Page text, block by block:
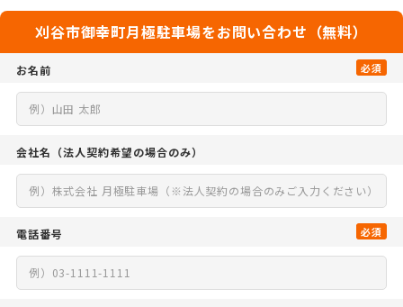
刈谷市御幸町月極駐車場をお問い合わせ（無料）
お名前 必須
会社名 （法人契約希望の場合のみ）
電話番号 必須